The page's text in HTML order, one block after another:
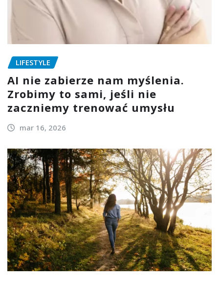
LIFESTYLE
AI nie zabierze nam myślenia.
Zrobimy to sami, jeśli nie
zaczniemy trenować umysłu
mar 16, 2026